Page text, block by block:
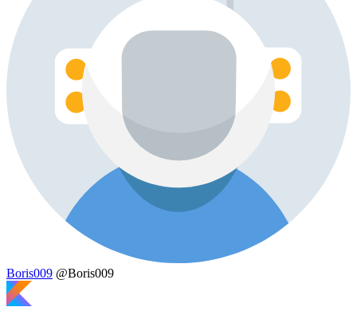
Boris009 @Boris009